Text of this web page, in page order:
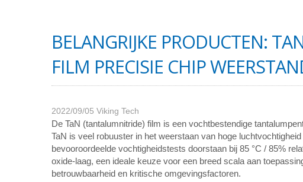
BELANGRIJKE PRODUCTEN:
FILM PRECISIE CHIP
2022/09/05 Viking Tech
De TaN (tantalumnitride) film is een vochtbestendige
TaN is veel robuuster in het weerstaan van hoge
bevooroordeelde vochtigheidstests doorstaan bij 85 °C / 85%
oxide-laag, een ideale keuze voor een breed scala aan
betrouwbaarheid en kritische omgevingsfactoren.